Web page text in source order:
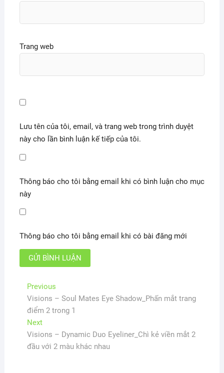
Trang web
Lưu tên của tôi, email, và trang web trong trình duyệt
này cho lần bình luận kế tiếp của tôi.
Thông báo cho tôi bằng email khi có bình luận cho mục
này
Thông báo cho tôi bằng email khi có bài đăng mới
Điều
hướng
bài
viết
PreviousPrevious
post:
Visions – Soul Mates Eye Shadow_Phấn mắt trang
điểm 2 trong 1
NextNext
post:
Visions – Dynamic Duo Eyeliner_Chì kẻ viền mắt 2
đầu với 2 màu khác nhau